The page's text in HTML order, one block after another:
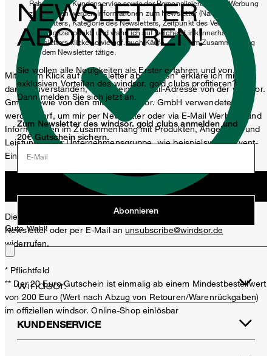
Rahmen des Kundenservice sowie der Personalisierung von Werbung
zu. Erhoben werden Informationen zum Newsletter (Name des
Newsletters, Kategorie des Newsletters, Zeitpunkt des Versands,
Öffnungszeitpunkt) und wann ich auf welchen Link innerhalb des
Newsletters klicke sowie ggf. auch Käufe, die ich im Zusammenhang
mit dem Newsletter tätige.
Mit einem Klick auf „Newsletter abonnieren" erkläre ich mich
damit einverstanden, dass meine E-Mail-Adresse von der windsor.
GmbH sowie von den mit der windsor. GmbH verwendeten
werden darf, um mir per Newsletter oder via E-Mail Werbung und
Informationen im Zusammenhang mit Produkten, Angeboten und
Leistungen der Unternehmensgruppe, wie beispielsweise Event-
Einladungen, Aktionen, Produkt-Promotions zuzusenden.
Diese Einwilligung kann ich jederzeit durch den Abmeldelink im
Newsletter oder per E-Mail anunsubscribe@windsor.de
widerrufen.
* Pflichtfeld
** Der 20 Euro Gutschein ist einmalig ab einem Mindestbestellwert
von 200 Euro (Wert nach Abzug von Retouren/Warenrückgaben)
im offiziellen windsor. Online-Shop einlösbar
Gute Wahl!
NEWSLETTER
ABONNIEREN!
E-Mail
Zum Newsletter des windsor. gold clubs anmelden und
20€ Gutschein sichern.
Sie wollen alle Neuigkeiten als Erster erfahren und von
exklusiven Vorteilen des windsor. gold clubs profitieren?
Dann melden Sie sich jetzt an.
Abonnieren
KUNDENSERVICE